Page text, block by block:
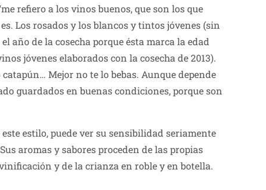
refiero a los vinos buenos, que son los que
Los rosados y los blancos y tintos jóvenes (sin
año de la cosecha porque ésta marca la edad
jóvenes elaborados con la cosecha de 2013).
Mejor no te lo bebas. Aunque depende
guardados en buenas condiciones, porque son
estilo, puede ver su sensibilidad seriamente
aromas y sabores proceden de las propias
y de la crianza en roble y en botella.